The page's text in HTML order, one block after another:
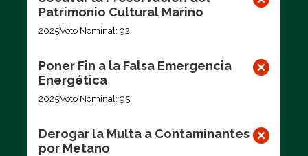
Patrimonio Cultural Marino
2025Voto Nominal: 92
Poner Fin a la Falsa Emergencia
Energética
2025Voto Nominal: 95
Derogar la Multa a Contaminantes
por Metano